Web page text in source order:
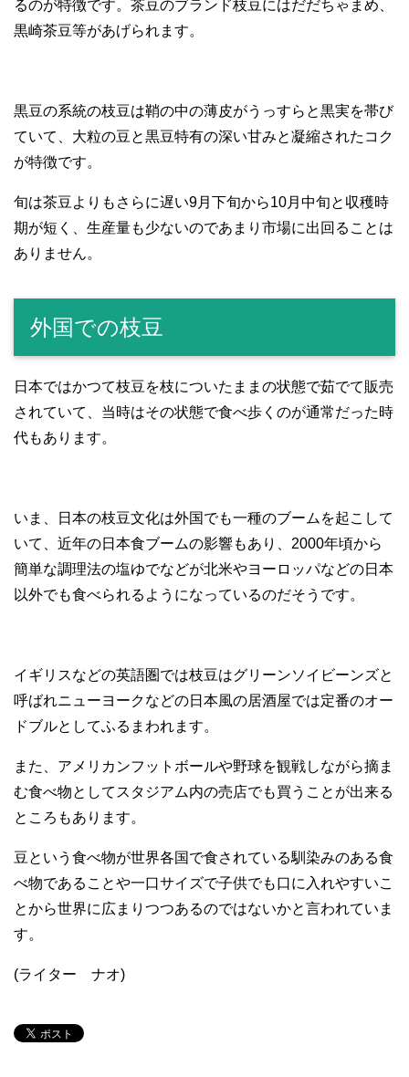
るのが特徴です。茶豆のブランド枝豆にはだだちゃまめ、
黒崎茶豆等があげられます。
黒豆の系統の枝豆は鞘の中の薄皮がうっすらと黒実を帯び
ていて、大粒の豆と黒豆特有の深い甘みと凝縮されたコク
が特徴です。
旬は茶豆よりもさらに遅い9月下旬から10月中旬と収穫時
期が短く、生産量も少ないのであまり市場に出回ることは
ありません。
外国での枝豆
日本ではかつて枝豆を枝についたままの状態で茹でて販売
されていて、当時はその状態で食べ歩くのが通常だった時
代もあります。
いま、日本の枝豆文化は外国でも一種のブームを起こして
いて、近年の日本食ブームの影響もあり、2000年頃から
簡単な調理法の塩ゆでなどが北米やヨーロッパなどの日本
以外でも食べられるようになっているのだそうです。
イギリスなどの英語圏では枝豆はグリーンソイビーンズと
呼ばれニューヨークなどの日本風の居酒屋では定番のオー
ドブルとしてふるまわれます。
また、アメリカンフットボールや野球を観戦しながら摘ま
む食べ物としてスタジアム内の売店でも買うことが出来る
ところもあります。
豆という食べ物が世界各国で食されている馴染みのある食
べ物であることや一口サイズで子供でも口に入れやすいこ
とから世界に広まりつつあるのではないかと言われていま
す。
(ライター ナオ)